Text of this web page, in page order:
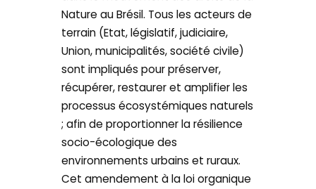
Nature au Brésil. Tous les acteurs de
terrain (Etat, législatif, judiciaire,
Union, municipalités, société civile)
sont impliqués pour préserver,
récupérer, restaurer et amplifier les
processus écosystémiques naturels
; afin de proportionner la résilience
socio-écologique des
environnements urbains et ruraux.
Cet amendement à la loi organique